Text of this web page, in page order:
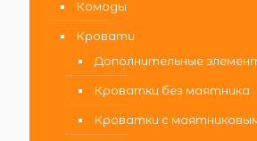
Комоды
Кровати
Дополнительные
Кроватки без маятника
Кроватки с